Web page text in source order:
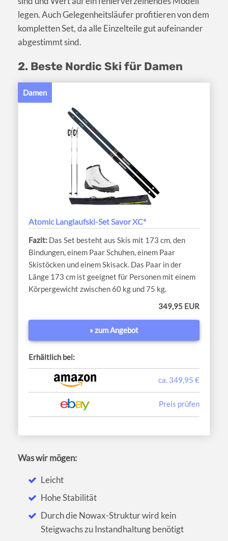
legen. Auch Gelegenheitsläufer profitieren von dem
kompletten Set, da alle Einzelteile gut aufeinander
abgestimmt sind.
2. Beste Nordic Ski für Damen
Damen
Atomic Langlaufski-Set Savor XC*
Das Set besteht aus Skis mit 173 cm, den
Bindungen, einem Paar Schuhen, einem Paar
Skistöcken und einem Skisack. Das Paar in der
Länge 173 cm ist geeignet für Personen mit einem
Körpergewicht zwischen 60 kg und 75 kg.
349,95 EUR
» zum Angebot
Erhältlich bei:
ca. 349,95 €
Preis prüfen
Was wir mögen:
Leicht
Hohe Stabilität
Durch die Nowax-Struktur wird kein
Steigwachs zu Instandhaltung benötigt